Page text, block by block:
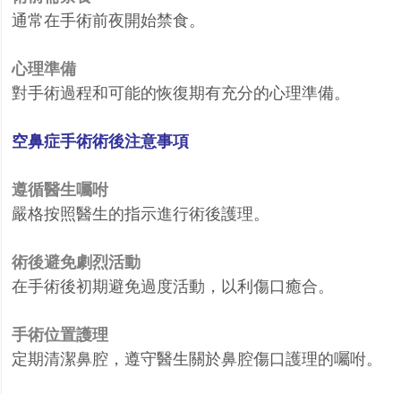
通常在手術前夜開始禁食。
心理準備
對手術過程和可能的恢復期有充分的心理準備。
空鼻症手術術後注意事項
遵循醫生囑咐
嚴格按照醫生的指示進行術後護理。
術後避免劇烈活動
在手術後初期避免過度活動，以利傷口癒合。
手術位置護理
定期清潔鼻腔，遵守醫生關於鼻腔傷口護理的囑咐。